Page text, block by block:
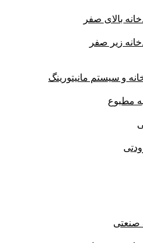
بالای صفر
زیر صفر
و سیستم مانیتورینگ
مطبوع
صنعتی